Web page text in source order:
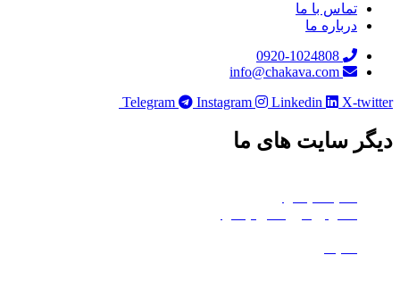
تماس با ما
درباره ما
0920-1024808
info@chakava.com
Telegram
Instagram Linkedin X-twitter
دیگر سایت های ما